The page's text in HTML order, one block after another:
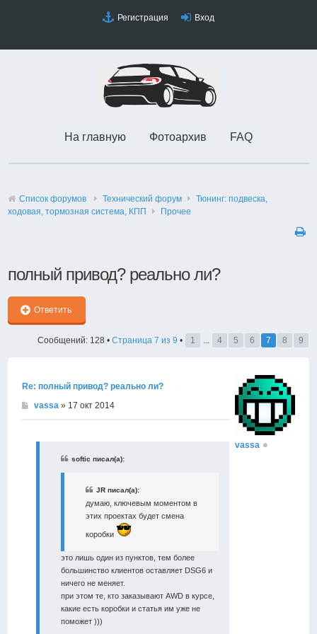
Регистрация Вход
На главную Фотоархив FAQ
Список форумов Технический форyм
Тюнинг: подвеска,
ходовая, тормозная система, КПП
Прочее
полный привод? реально ли?
Ответить
Сообщений: 128 • Страница 7 из 9 • 1 ... 4 5 6 7 8 9
Re: полный привод? реально ли?
vassa » 17 окт 2014
softic писал(а):
JR писал(а):
думаю, ключевым моментом в
этих проектах будет смена
коробки
это лишь один из пунктов, тем более
большинство клиентов оставляет DSG6 и
ничего не меняет.
при этом те, кто заказывают AWD в курсе,
какие есть коробки и статья им уже не
поможет )))
vassa